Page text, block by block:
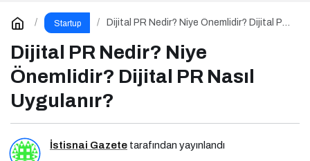
Startup
Dijital PR Nedir? Niye Önemlidir? Dijital PR
Dijital PR Nedir? Niye
Önemlidir? Dijital PR Nasıl
Uygulanır?
İstisnai Gazete tarafından yayınlandı